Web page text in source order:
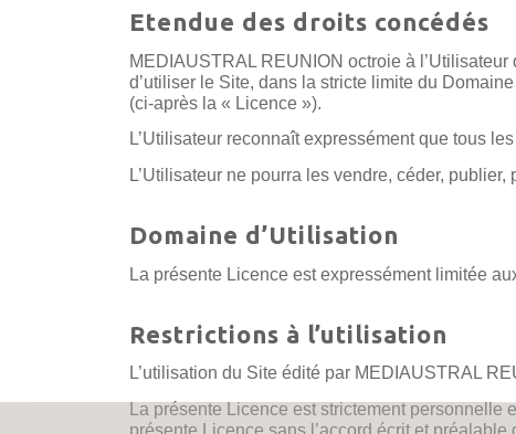
Etendue des droits concédés
MEDIAUSTRAL REUNION octroie à
d’utiliser le Site, dans la stricte limite du
(ci-après la « Licence »).
L’Utilisateur reconnaît expressément que tous
L’Utilisateur ne pourra les vendre, céder,
Domaine d’Utilisation
La présente Licence est expressément limitée
Restrictions à l’utilisation
L’utilisation du Site édité par MEDIAUSTRAL
La présente Licence est strictement
présente Licence sans l’accord écrit et